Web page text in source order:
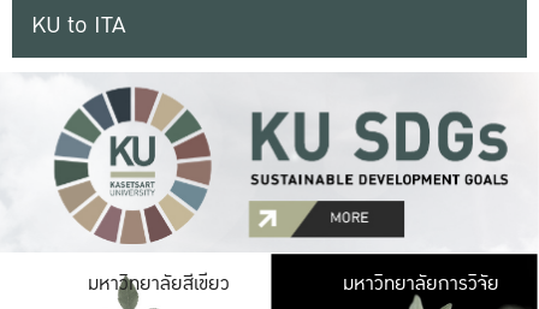
KU to ITA
มหาวิทยาลัยสีเขียว มหาวิ
มหาวิทยาลัยการวิจัย